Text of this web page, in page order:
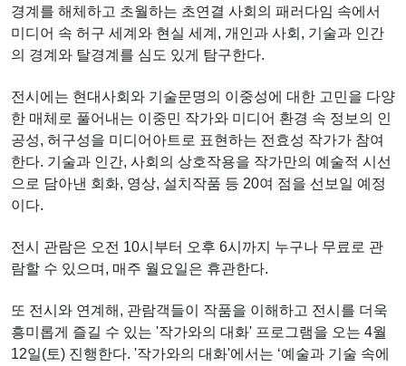
경계를 해체하고 초월하는 초연결 사회의 패러다임 속에서
미디어 속 허구 세계와 현실 세계, 개인과 사회, 기술과 인간
의 경계와 탈경계를 심도 있게 탐구한다.
전시에는 현대사회와 기술문명의 이중성에 대한 고민을 다양
한 매체로 풀어내는 이중민 작가와 미디어 환경 속 정보의 인
공성, 허구성을 미디어아트로 표현하는 전효성 작가가 참여
한다. 기술과 인간, 사회의 상호작용을 작가만의 예술적 시선
으로 담아낸 회화, 영상, 설치작품 등 20여 점을 선보일 예정
이다.
전시 관람은 오전 10시부터 오후 6시까지 누구나 무료로 관
람할 수 있으며, 매주 월요일은 휴관한다.
또 전시와 연계해, 관람객들이 작품을 이해하고 전시를 더욱
흥미롭게 즐길 수 있는 '작가와의 대화' 프로그램을 오는 4월
12일(토) 진행한다. '작가와의 대화'에서는 ‘예술과 기술 속에